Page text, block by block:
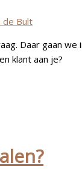
de Bult
Daar gaan
klant aan je?